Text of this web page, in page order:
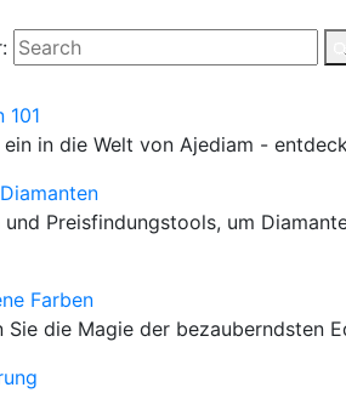
101
ein in die Welt von Ajediam -
und Preisfindungstools, um
Farben
Sie die Magie der bezauberndsten